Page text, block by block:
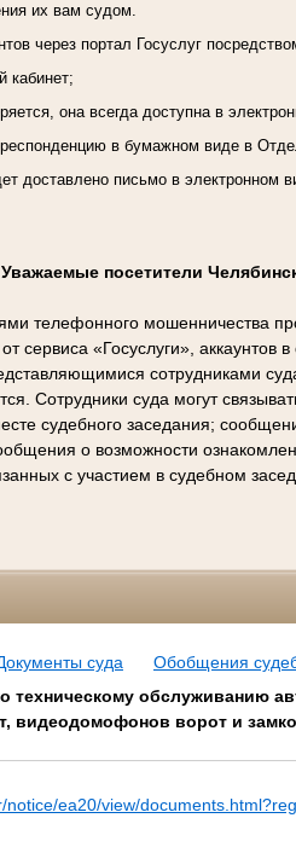
их вам судом.
через портал Госуслуг
кабинет;
она всегда доступна в
в бумажном виде в
доставлено письмо в электронном
Уважаемые посетители
телефонного мошенничества
сервиса «Госуслуги», аккаунтов
сотрудниками
Сотрудники суда могут
судебного заседания;
о возможности
с участием в судебном
суда
Обобщения
техническому обслуживанию
видеодомофонов ворот и
ea20/view/